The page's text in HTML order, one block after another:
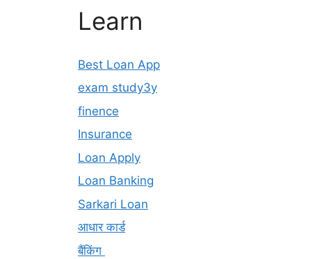
Learn
Best Loan App
exam study3y
finence
Insurance
Loan Apply
Loan Banking
Sarkari Loan
आधार कार्ड
बैंकिंग